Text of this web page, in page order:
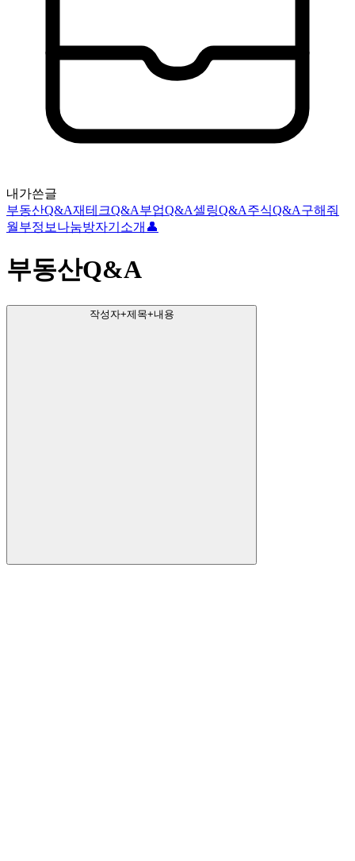
내가쓴글
부동산Q&A재테크Q&A부업Q&A셀링Q&A주식Q&A구해줘
월부정보나눔방자기소개👤
부동산Q&A
작성자+제목+내용